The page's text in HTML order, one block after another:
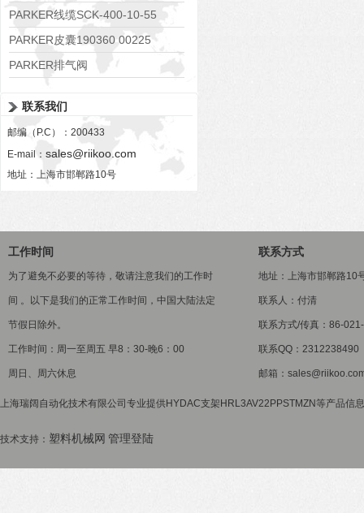
RE06M35W2N1KWXG087
PARKER线缆SCK-400-10-55
PARKER皮囊190360 00225
PARKER排气阀
联系我们
邮编（P.C）：200433
E-mail： sales@riikoo.com
地址：上海市邯郸路10号
工作时间
为了避免不必要的等待，敬请注意我们的工作时
间 。以下是我们的正常工作时间，中国大陆法定
节假日除外。
工作时间：周一至周五 早8：30-晚6：00
周日、周六休息
联系方式
地址：上海市邯郸路10
联系人：付清
联系方式/传真：86-
联系QQ：2312238490
邮箱：
上海瑞阔自动化技术有限公司专业提供HYDAC支架HRL3AV22PPSTMZN等产品信
技术支持： 塑料机械网 管理登陆